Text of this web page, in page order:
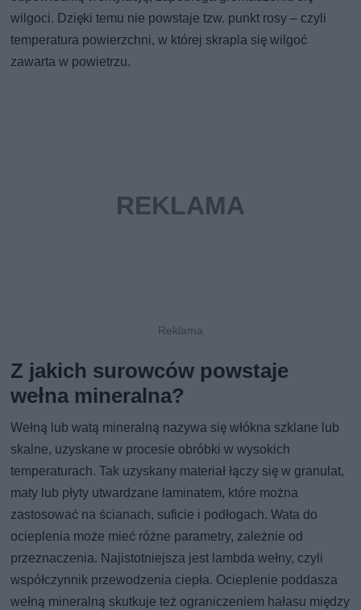
wilgoci. Dzięki temu nie powstaje tzw. punkt rosy – czyli
temperatura powierzchni, w której skrapla się wilgoć
zawarta w powietrzu.
Z jakich surowców powstaje
wełna mineralna?
Wełną lub watą mineralną nazywa się włókna szklane lub
skalne, uzyskane w procesie obróbki w wysokich
temperaturach. Tak uzyskany materiał łączy się w granulat,
maty lub płyty utwardzane laminatem, które można
zastosować na ścianach, suficie i podłogach. Wata do
ocieplenia może mieć różne parametry, zależnie od
przeznaczenia. Najistotniejsza jest lambda wełny, czyli
współczynnik przewodzenia ciepła. Ocieplenie poddasza
wełną mineralną skutkuje też ograniczeniem hałasu między